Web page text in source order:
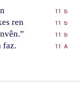
11 b
ren
11 b
11 b
faz.
11 A